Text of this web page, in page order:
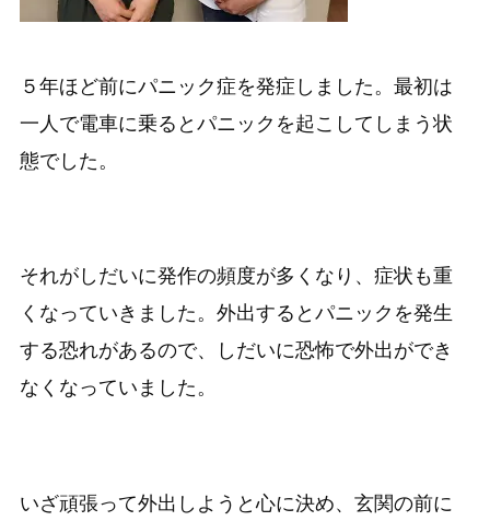
５年ほど前にパニック症を発症しました。最初は
一人で電車に乗るとパニックを起こしてしまう状
態でした。
それがしだいに発作の頻度が多くなり、症状も重
くなっていきました。外出するとパニックを発生
する恐れがあるので、しだいに恐怖で外出ができ
なくなっていました。
いざ頑張って外出しようと心に決め、玄関の前に